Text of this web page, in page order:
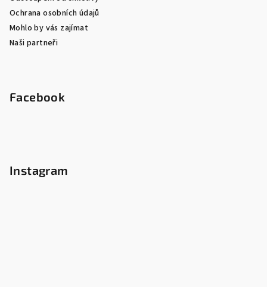
Ochrana osobních údajů
Mohlo by vás zajímat
Naši partneři
Facebook
Instagram